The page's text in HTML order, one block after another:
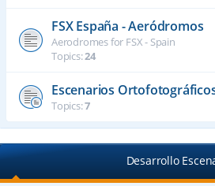
FSX España - Aeródromos
Aerodromes for FSX - Spain
Topics:24
Escenarios
Topics:7
Desarrollo